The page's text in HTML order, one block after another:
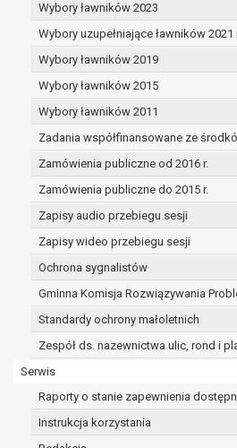
Wybory ławników 2023
Wybory uzupełniające ławników 2021
Wybory ławników 2019
Wybory ławników 2015
Wybory ławników 2011
Zadania współfinansowane ze
Zamówienia publiczne od 2016 r.
Zamówienia publiczne do 2015 r.
Zapisy audio przebiegu sesji
Zapisy wideo przebiegu sesji
Ochrona sygnalistów
Gminna Komisja Rozwiązywania
Standardy ochrony małoletnich
Zespół ds. nazewnictwa ulic, rond i
Serwis
Raporty o stanie zapewnienia
Instrukcja korzystania
dane osobowe
niezgodnie z
dane osobowe
celu wywiązania
wynikającego z
prawo do żądania
przetwarzania danych
podstawie art. 18
osoba, której
kwestionuje
osobowych – na
prawidłowość
przetwarzanie
z prawem, a
dotyczą,
danych, żądając
ograniczenia,
której dane
ustalenia, obrony